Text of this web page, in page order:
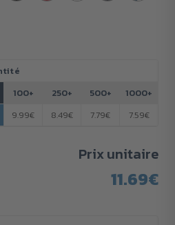
100+
9.99€
250+
8.49€
500+
7.79€
1000+
7.59€
Prix unitaire
11.69€